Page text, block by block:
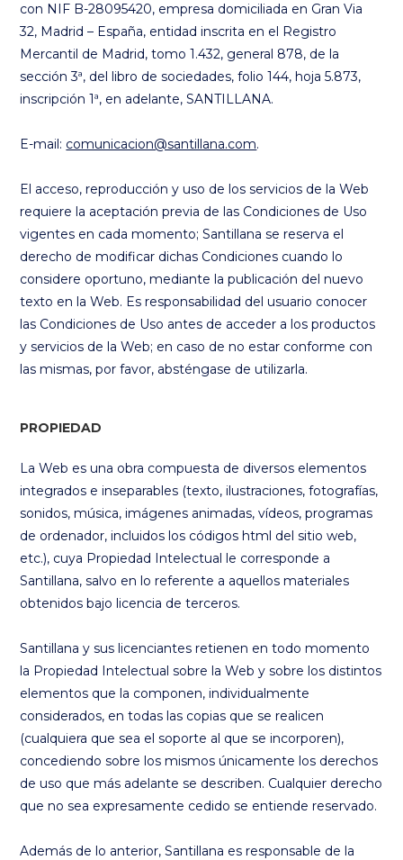
con NIF B-28095420, empresa domiciliada en Gran Via
32, Madrid – España, entidad inscrita en el Registro
Mercantil de Madrid, tomo 1.432, general 878, de la
sección 3ª, del libro de sociedades, folio 144, hoja 5.873,
inscripción 1ª, en adelante, SANTILLANA.
E-mail: comunicacion@santillana.com.
El acceso, reproducción y uso de los servicios de la Web
requiere la aceptación previa de las Condiciones de Uso
vigentes en cada momento; Santillana se reserva el
derecho de modificar dichas Condiciones cuando lo
considere oportuno, mediante la publicación del nuevo
texto en la Web. Es responsabilidad del usuario conocer
las Condiciones de Uso antes de acceder a los productos
y servicios de la Web; en caso de no estar conforme con
las mismas, por favor, absténgase de utilizarla.
PROPIEDAD
La Web es una obra compuesta de diversos elementos
integrados e inseparables (texto, ilustraciones, fotografías,
sonidos, música, imágenes animadas, vídeos, programas
de ordenador, incluidos los códigos html del sitio web,
etc.), cuya Propiedad Intelectual le corresponde a
Santillana, salvo en lo referente a aquellos materiales
obtenidos bajo licencia de terceros.
Santillana y sus licenciantes retienen en todo momento
la Propiedad Intelectual sobre la Web y sobre los distintos
elementos que la componen, individualmente
considerados, en todas las copias que se realicen
(cualquiera que sea el soporte al que se incorporen),
concediendo sobre los mismos únicamente los derechos
de uso que más adelante se describen. Cualquier derecho
que no sea expresamente cedido se entiende reservado.
Además de lo anterior, Santillana es responsable de la